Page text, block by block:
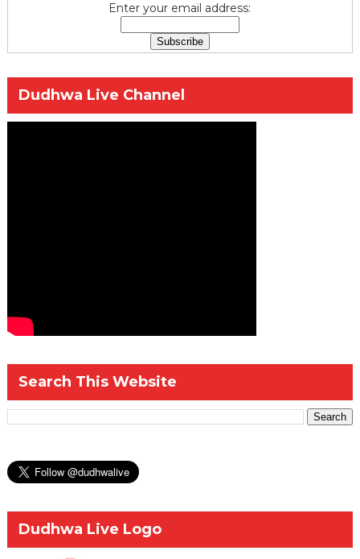
Enter your email address:
Dudhwa Live Channel
Search This Website
Dudhwa Live Logo